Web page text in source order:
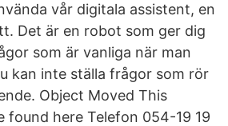
vår digitala assistent, en
Det är en robot som ger dig
som är vanliga när man
kan inte ställa frågor som rör
Object Moved This
found here Telefon 054-19 19